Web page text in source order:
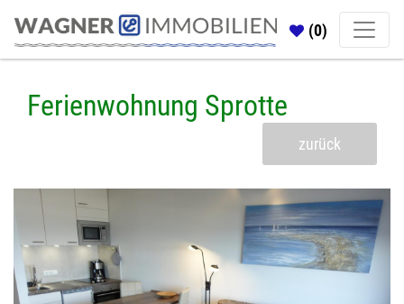
(0)
Ferienwohnung Sprotte
zurück